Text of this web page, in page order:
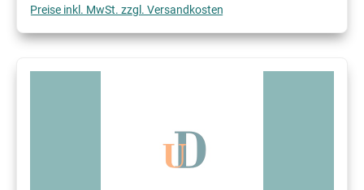
Preise inkl. MwSt. zzgl. Versandkosten